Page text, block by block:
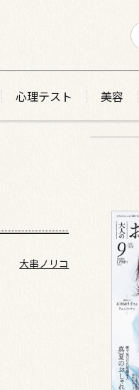
心理テスト 美容
大串ノリコ